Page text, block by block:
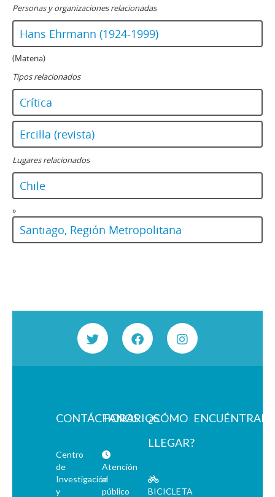
Personas y organizaciones relacionadas
Hans Ehrmann (1924-1999)
(Materia)
Tipos relacionados
Crítica
Ercilla (revista)
Lugares relacionados
Chile
»
Santiago, Región Metropolitana
CONTÁCTANOS
Centro
de
Investigación
y
HORARIOS
Atención
al
público
¿CÓMO
LLEGAR?
BICICLETA